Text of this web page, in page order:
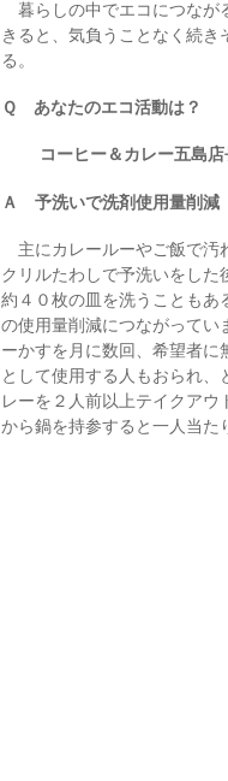
暮らしの中でエコにつなが
きると、気負うことなく続
る。
Ｑ あなたのエコ活動は？
コーヒー＆カレー五島
Ａ 予洗いで洗剤使用量削減
主にカレールーやご飯で汚
クリルたわしで予洗いをした
約４０枚の皿を洗うこともあ
の使用量削減につながってい
ーかすを月に数回、希望者
として使用する人もおられ、
レーを２人前以上テイクア
から鍋を持参すると一人当た